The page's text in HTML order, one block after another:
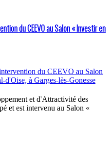
du CEEVO au Salon « Investir en
et d'Attractivité des
et est intervenu au Salon «